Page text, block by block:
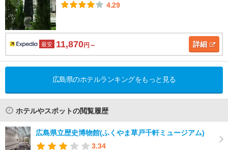
4.29
最安 11,870円～ 詳細
広島県のホテルランキングをもっと見る
ホテルやスポットの閲覧履歴
広島県立歴史博物館(ふくやま草戸千軒ミュージアム)
3.34